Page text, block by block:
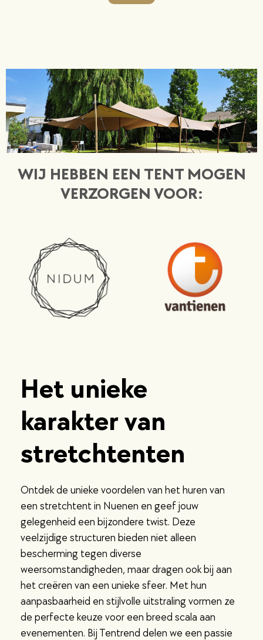
WIJ HEBBEN EEN TENT MOGEN
VERZORGEN VOOR:
Het unieke
karakter van
stretchtenten
Ontdek de unieke voordelen van het huren van
een stretchtent in Nuenen en geef jouw
gelegenheid een bijzondere twist. Deze
veelzijdige structuren bieden niet alleen
bescherming tegen diverse
weersomstandigheden, maar dragen ook bij aan
het creëren van een unieke sfeer. Met hun
aanpasbaarheid en stijlvolle uitstraling vormen ze
de perfecte keuze voor een breed scala aan
evenementen. Bij Tentrend delen we een passie